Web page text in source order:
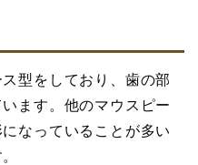
型をしており、歯の部
ます。他のマウスピー
なっていることが多い